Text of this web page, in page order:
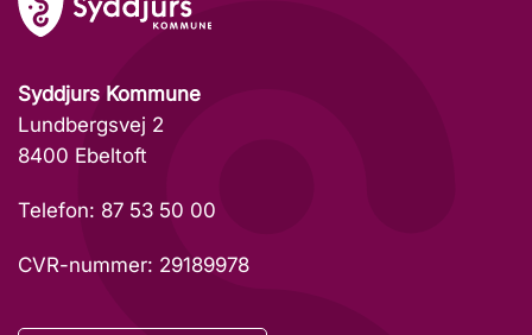
Syddjurs Kommune
Lundbergsvej 2
8400 Ebeltoft
Telefon: 87 53 50 00
CVR-nummer: 29189978